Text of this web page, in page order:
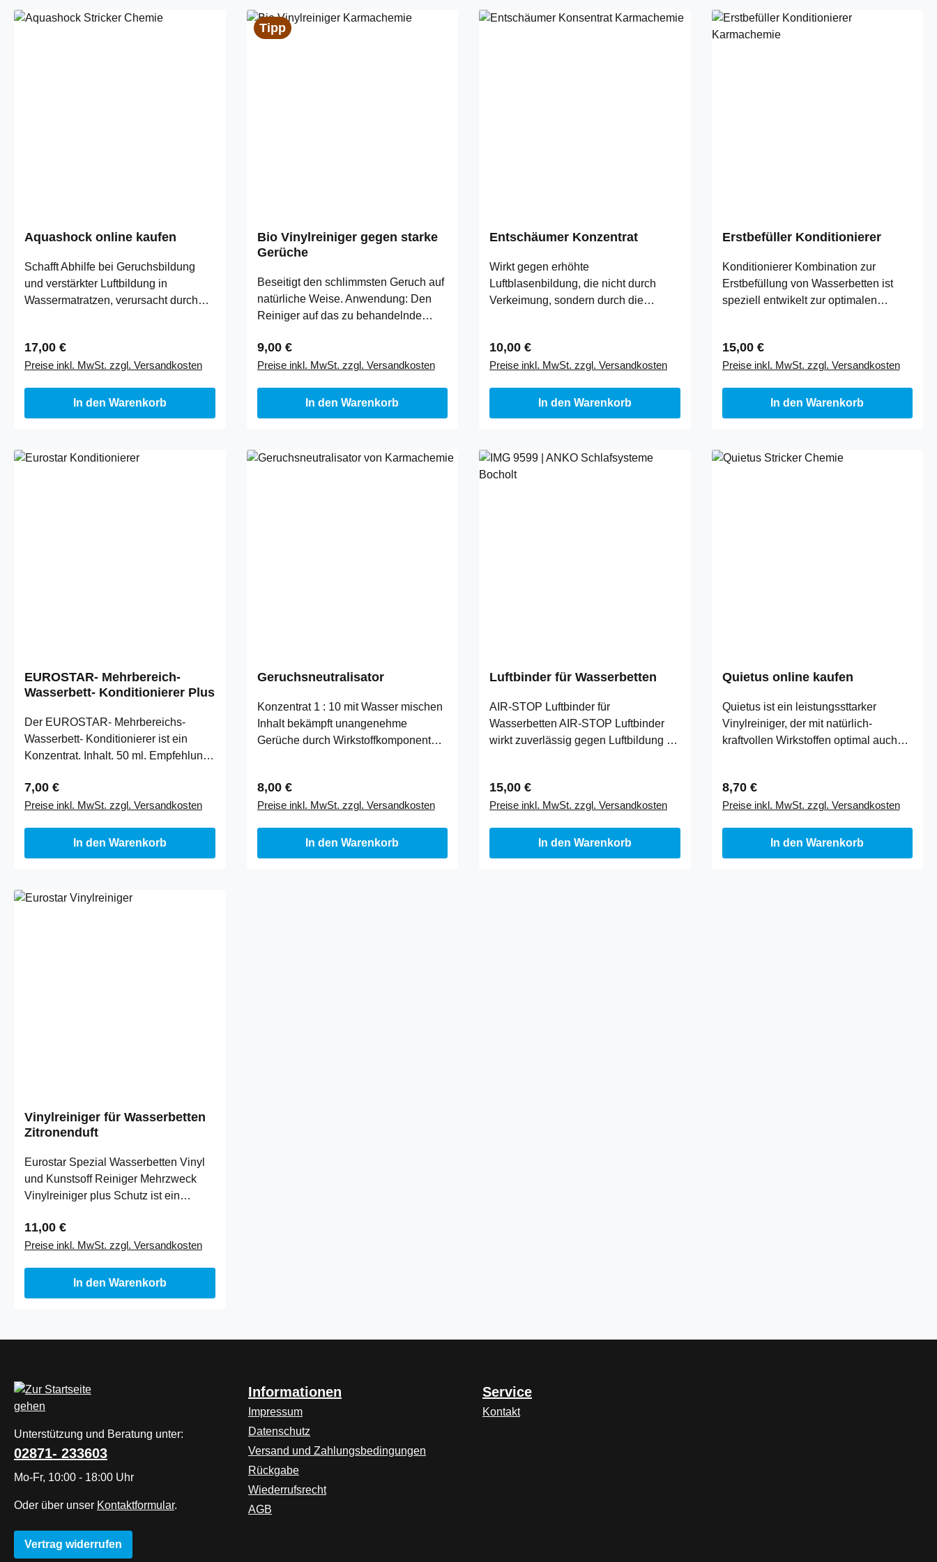
Aquashock online kaufen
Schafft Abhilfe bei Geruchsbildung
und verstärkter Luftbildung in
Wassermatratzen, verursacht durch
Regulärer Preis:
17,00 €
Preise inkl. MwSt. zzgl. Versandkosten
In den Warenkorb
Tipp
Bio Vinylreiniger gegen starke
Gerüche
Beseitigt den schlimmsten Geruch auf
natürliche Weise. Anwendung: Den
Reiniger auf das zu behandelnde
Regulärer Preis:
9,00 €
Preise inkl. MwSt. zzgl. Versandkosten
In den Warenkorb
Entschäumer Konzentrat
Wirkt gegen erhöhte
Luftblasenbildung, die nicht durch
Verkeimung, sondern durch die
Regulärer Preis:
10,00 €
Preise inkl. MwSt. zzgl. Versandkosten
In den Warenkorb
Erstbefüller Konditionierer
Konditionierer Kombination zur
Erstbefüllung von Wasserbetten ist
speziell entwikelt zur optimalen
Regulärer Preis:
15,00 €
Preise inkl. MwSt. zzgl. Versandkosten
In den Warenkorb
EUROSTAR- Mehrbereich-
Wasserbett- Konditionierer Plus
Der EUROSTAR- Mehrbereichs-
Wasserbett- Konditionierer ist ein
Konzentrat. Inhalt. 50 ml. Empfehlung:
Regulärer Preis:
7,00 €
Preise inkl. MwSt. zzgl. Versandkosten
In den Warenkorb
Geruchsneutralisator
Konzentrat 1 : 10 mit Wasser mischen
Inhalt bekämpft unangenehme
Gerüche durch Wirkstoffkomponenten
Regulärer Preis:
8,00 €
Preise inkl. MwSt. zzgl. Versandkosten
In den Warenkorb
Luftbinder für Wasserbetten
AIR-STOP Luftbinder für
Wasserbetten AIR-STOP Luftbinder
wirkt zuverlässig gegen Luftbildung in
Regulärer Preis:
15,00 €
Preise inkl. MwSt. zzgl. Versandkosten
In den Warenkorb
Quietus online kaufen
Quietus ist ein leistungssttarker
Vinylreiniger, der mit natürlich-
kraftvollen Wirkstoffen optimal auch
Regulärer Preis:
8,70 €
Preise inkl. MwSt. zzgl. Versandkosten
In den Warenkorb
Vinylreiniger für Wasserbetten
Zitronenduft
Eurostar Spezial Wasserbetten Vinyl
und Kunstsoff Reiniger Mehrzweck
Vinylreiniger plus Schutz ist ein
Regulärer Preis:
11,00 €
Preise inkl. MwSt. zzgl. Versandkosten
In den Warenkorb
Unterstützung und Beratung unter:
02871- 233603
Mo-Fr, 10:00 - 18:00 Uhr
Oder über unser Kontaktformular.
Vertrag widerrufen
Informationen
Impressum
Datenschutz
Versand und Zahlungsbedingungen
Rückgabe
Wiederrufsrecht
AGB
Service
Kontakt